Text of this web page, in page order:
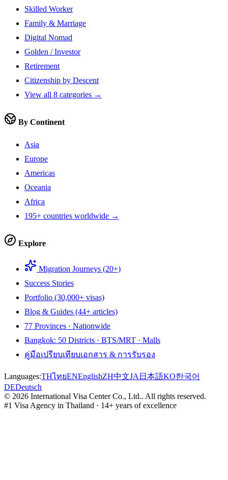
Skilled Worker
Family & Marriage
Digital Nomad
Golden / Investor
Retirement
Citizenship by Descent
View all 8 categories →
By Continent
Asia
Europe
Americas
Oceania
Africa
195+ countries worldwide →
Explore
Migration Journeys (20+)
Success Stories
Portfolio (30,000+ visas)
Blog & Guides (44+ articles)
77 Provinces · Nationwide
Bangkok: 50 Districts · BTS/MRT · Malls
คู่มือเปรียบเทียบเอกสาร & การรับรอง
Languages:THไทยENEnglishZH中文JA 日本語KO한국어
DEDeutsch
© 2026 International Visa Center Co., Ltd.. All rights reserved.
#1 Visa Agency in Thailand · 14+ years of excellence